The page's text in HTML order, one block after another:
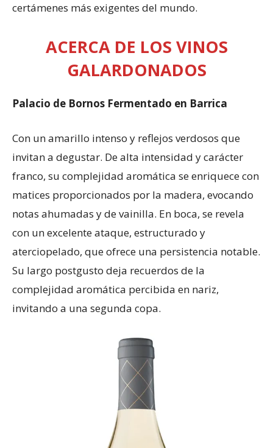
certámenes más exigentes del mundo.
ACERCA DE LOS VINOS
GALARDONADOS
Palacio de Bornos Fermentado en Barrica
Con un amarillo intenso y reflejos verdosos que
invitan a degustar. De alta intensidad y carácter
franco, su complejidad aromática se enriquece con
matices proporcionados por la madera, evocando
notas ahumadas y de vainilla. En boca, se revela
con un excelente ataque, estructurado y
aterciopelado, que ofrece una persistencia notable.
Su largo postgusto deja recuerdos de la
complejidad aromática percibida en nariz,
invitando a una segunda copa.